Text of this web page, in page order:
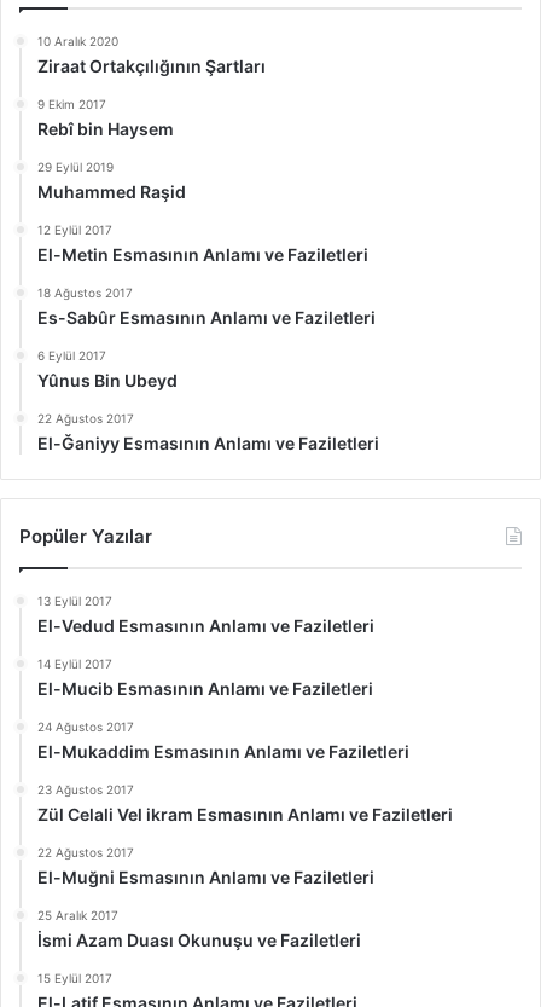
10 Aralık 2020
Ziraat Ortakçılığının Şartları
9 Ekim 2017
Rebî bin Haysem
29 Eylül 2019
Muhammed Raşid
12 Eylül 2017
El-Metin Esmasının Anlamı ve Faziletleri
18 Ağustos 2017
Es-Sabûr Esmasının Anlamı ve Faziletleri
6 Eylül 2017
Yûnus Bin Ubeyd
22 Ağustos 2017
El-Ğaniyy Esmasının Anlamı ve Faziletleri
Popüler Yazılar
13 Eylül 2017
El-Vedud Esmasının Anlamı ve Faziletleri
14 Eylül 2017
El-Mucib Esmasının Anlamı ve Faziletleri
24 Ağustos 2017
El-Mukaddim Esmasının Anlamı ve Faziletleri
23 Ağustos 2017
Zül Celali Vel ikram Esmasının Anlamı ve Faziletleri
22 Ağustos 2017
El-Muğni Esmasının Anlamı ve Faziletleri
25 Aralık 2017
İsmi Azam Duası Okunuşu ve Faziletleri
15 Eylül 2017
El-Latif Esmasının Anlamı ve Faziletleri